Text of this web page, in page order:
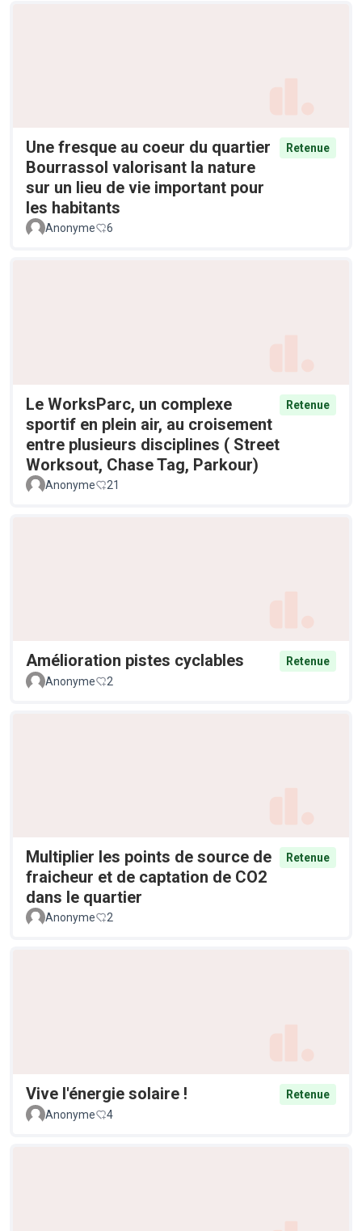
Une fresque au coeur du quartier
Bourrassol valorisant la nature
sur un lieu de vie important pour
les habitants
Retenue
Anonyme 6
Le WorksParc, un complexe
sportif en plein air, au croisement
entre plusieurs disciplines ( Street
Worksout, Chase Tag, Parkour)
Retenue
Anonyme 21
Amélioration pistes cyclables
Retenue
Anonyme
2
Multiplier les points de source de
fraicheur et de captation de CO2
dans le quartier
Retenue
Anonyme 2
Vive l'énergie solaire !
Retenue
Anonyme
4